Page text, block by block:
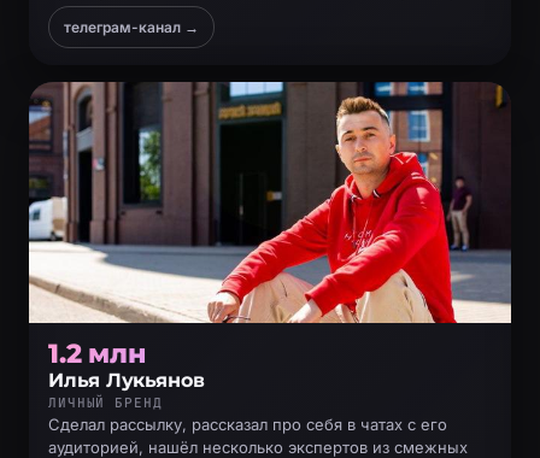
серию постов в Telegram-канале на 1500 подписчиков
телеграм-канал →
1.2 млн
Илья Лукьянов
ЛИЧНЫЙ БРЕНД
Сделал рассылку, рассказал про себя в чатах с его
аудиторией, нашёл несколько экспертов из смежных